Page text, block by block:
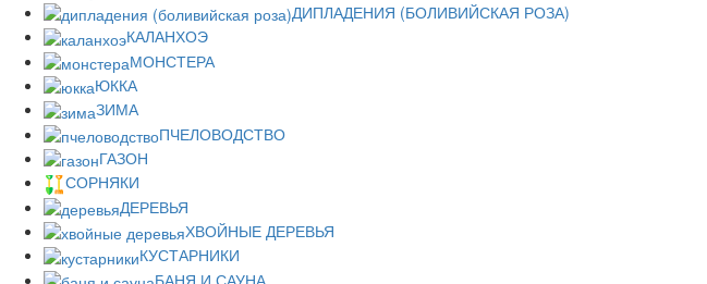
ДИПЛАДЕНИЯ (БОЛИВИЙСКАЯ РОЗА)
КАЛАНХОЭ
МОНСТЕРА
ЮККА
ЗИМА
ПЧЕЛОВОДСТВО
ГАЗОН
СОРНЯКИ
ДЕРЕВЬЯ
ХВОЙНЫЕ ДЕРЕВЬЯ
КУСТАРНИКИ
БАНЯ И САУНА